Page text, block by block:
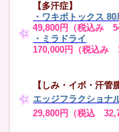
【多汗症】
・ ワキボトックス 80
49,800円（税込み
・ミラドライ
170,000円（税込み
【しみ・イボ・汗管
エッジフラクショナ
29,800円（税込